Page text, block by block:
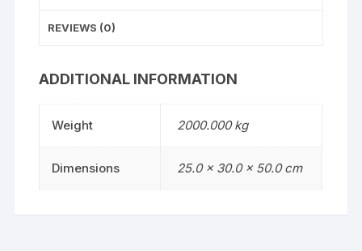
REVIEWS (0)
ADDITIONAL INFORMATION
Weight 2000.000 kg
Dimensions 25.0 × 30.0 × 50.0 cm